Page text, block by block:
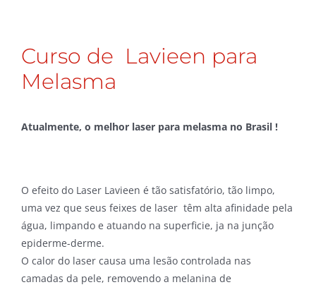
Curso de Lavieen para
Melasma
Atualmente, o melhor laser para melasma no Brasil !
O efeito do Laser Lavieen é tão satisfatório, tão limpo,
uma vez que seus feixes de laser têm alta afinidade pela
água, limpando e atuando na superficie, ja na junção
epiderme-derme.
O calor do laser causa uma lesão controlada nas
camadas da pele, removendo a melanina de